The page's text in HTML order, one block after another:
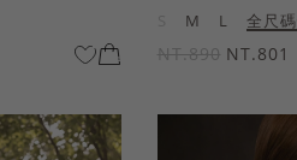
M L 全尺碼
NT.890 NT.801